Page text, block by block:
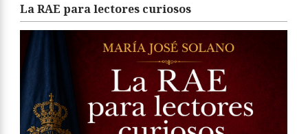
La RAE para lectores curiosos